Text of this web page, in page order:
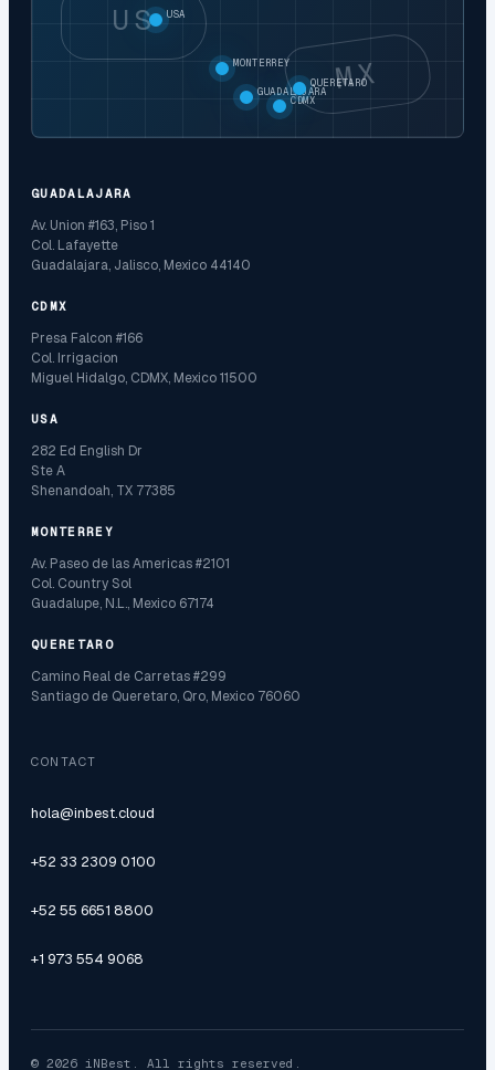
US
MX
USA
MONTERREY
GUADALAJARA
CDMX
QUERETARO
GUADALAJARA
Av. Union #163, Piso 1
Col. Lafayette
Guadalajara, Jalisco, Mexico 44140
CDMX
Presa Falcon #166
Col. Irrigacion
Miguel Hidalgo, CDMX, Mexico 11500
USA
282 Ed English Dr
Ste A
Shenandoah, TX 77385
MONTERREY
Av. Paseo de las Americas #2101
Col. Country Sol
Guadalupe, N.L., Mexico 67174
QUERETARO
Camino Real de Carretas #299
Santiago de Queretaro, Qro, Mexico 76060
CONTACT
hola@inbest.cloud
+52 33 2309 0100
+52 55 6651 8800
+1 973 554 9068
© 2026 iNBest. All rights reserved.